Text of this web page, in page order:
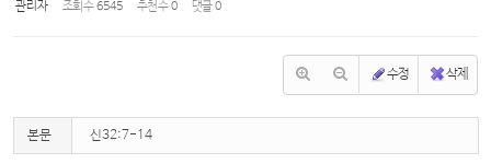
관리자 조회 수6545 추천 수0 댓글0
수정 삭제
본문 신32:7-14